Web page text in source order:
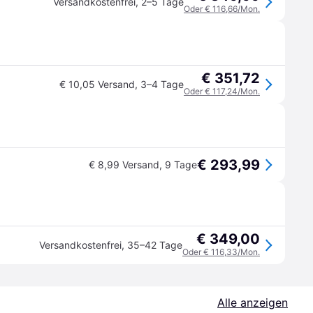
Oder € 116,66/Mon.
€ 10,05 Versand, 3–4 Tage € 351,72
Oder € 117,24/Mon.
€ 8,99 Versand, 9 Tage€ 293,99
Versandkostenfrei, 35–42 Tage € 349,00
Oder € 116,33/Mon.
Alle anzeigen